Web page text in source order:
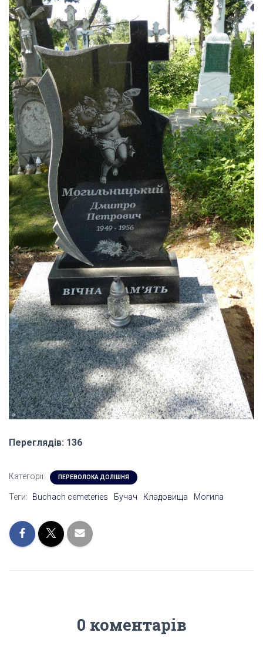
Переглядів: 136
Категорії: ПЕРЕВОЛОКА ДОЛІШНЯ
Теги: Buchach cemeteries Бучач Кладовища Могила
0 коментарів